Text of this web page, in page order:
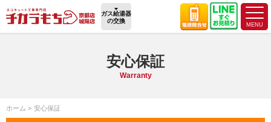
ガス給湯器
の交換
安心保証
Warranty
ホーム 安心保証